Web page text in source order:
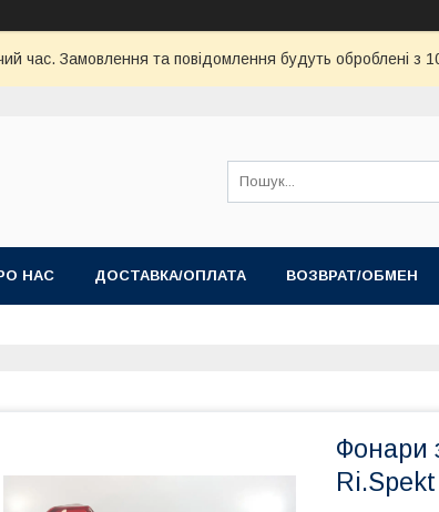
час. Замовлення та повідомлення будуть оброблені з
НАС ДОСТАВКА/ОПЛАТА ВОЗВРАТ/ОБМЕН
Фонари